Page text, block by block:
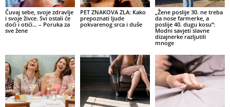
Čuvaj sebe, svoje zdravlje
i svoje živce. Svi ostali će
doći i otići… – Poruka za
sve žene
PET ZNAKOVA ZLA: Kako
prepoznati ljude
pokvarenog srca i duše
„Žene poslije 30. ne treba
da nose farmerke, a
poslije 40. dugu kosu“:
Modni savjeti slavne
dizajnerke razljutili
mnoge